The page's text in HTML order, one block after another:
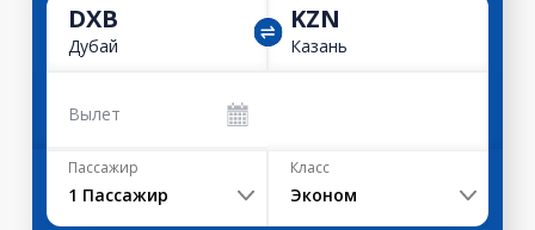
DXB
Дубай
KZN
Казань
Вылет
Пассажир
1 Пассажир
Класс
Эконом